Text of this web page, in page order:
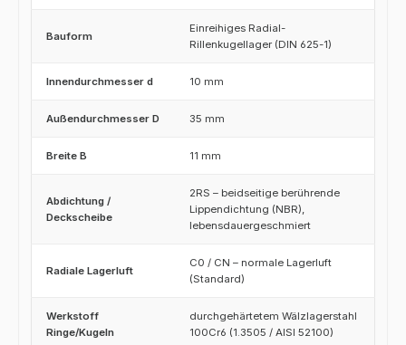
Bauform
Einreihiges Radial-
Rillenkugellager (DIN 625-1)
Innendurchmesser d 10 mm
Außendurchmesser D 35 mm
Breite B 11 mm
Abdichtung /
Deckscheibe
2RS – beidseitige berührende
Lippendichtung (NBR),
lebensdauergeschmiert
Radiale Lagerluft
C0 / CN – normale Lagerluft
(Standard)
Werkstoff
Ringe/Kugeln
durchgehärtetem Wälzlagerstahl
100Cr6 (1.3505 / AISI 52100)